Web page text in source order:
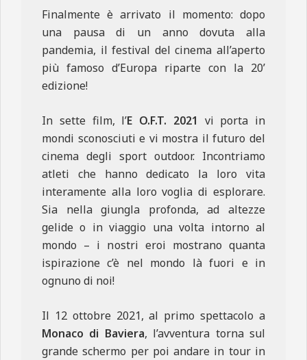
Finalmente è arrivato il momento: dopo
una pausa di un anno dovuta alla
pandemia, il festival del cinema all’aperto
più famoso d’Europa riparte con la 20’
edizione!
In sette film, l’E O.F.T. 2021 vi porta in
mondi sconosciuti e vi mostra il futuro del
cinema degli sport outdoor. Incontriamo
atleti che hanno dedicato la loro vita
interamente alla loro voglia di esplorare.
Sia nella giungla profonda, ad altezze
gelide o in viaggio una volta intorno al
mondo – i nostri eroi mostrano quanta
ispirazione c’è nel mondo là fuori e in
ognuno di noi!
Il 12 ottobre 2021, al primo spettacolo a
Monaco di Baviera, l’avventura torna sul
grande schermo per poi andare in tour in